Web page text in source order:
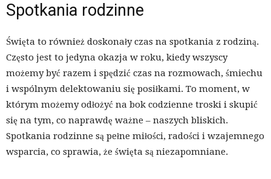
Spotkania rodzinne
Święta to również doskonały czas na spotkania z rodziną.
Często jest to jedyna okazja w roku, kiedy wszyscy
możemy być razem i spędzić czas na rozmowach, śmiechu
i wspólnym delektowaniu się posiłkami. To moment, w
którym możemy odłożyć na bok codzienne troski i skupić
się na tym, co naprawdę ważne – naszych bliskich.
Spotkania rodzinne są pełne miłości, radości i wzajemnego
wsparcia, co sprawia, że święta są niezapomniane.